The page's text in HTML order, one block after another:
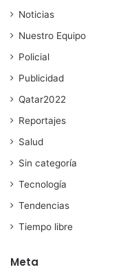
Noticias
Nuestro Equipo
Policial
Publicidad
Qatar2022
Reportajes
Salud
Sin categoría
Tecnología
Tendencias
Tiempo libre
Meta